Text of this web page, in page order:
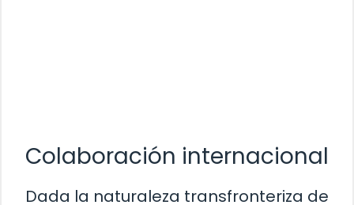
Colaboración internacional
Dada la naturaleza transfronteriza de